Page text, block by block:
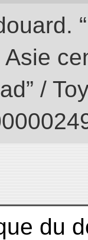
/
du